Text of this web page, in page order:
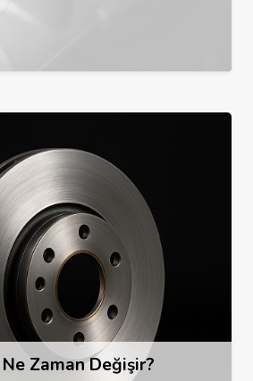
Zaman Değişir?